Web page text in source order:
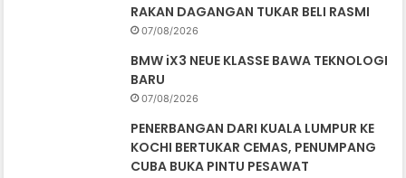
RAKAN DAGANGAN TUKAR BELI RASMI
07/08/2026
BMW iX3 NEUE KLASSE BAWA TEKNOLOGI
BARU
07/08/2026
PENERBANGAN DARI KUALA LUMPUR KE
KOCHI BERTUKAR CEMAS, PENUMPANG
CUBA BUKA PINTU PESAWAT